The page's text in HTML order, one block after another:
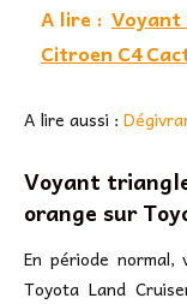
A lire : Voyant
Citroen C4
A lire aussi :
Voyant
orange sur
En période
Toyota Land